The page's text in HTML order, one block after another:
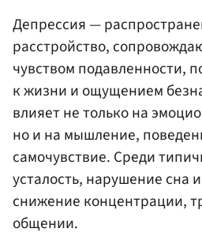
Депрессия —
расстройство,
чувством подавленности,
к жизни и ощущением
влияет не только на
но и на мышление,
самочувствие. Среди
усталость, нарушение сна
снижение концентрации,
общении.